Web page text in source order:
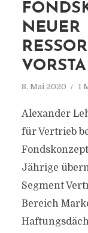
NEUER
8. Mai 2020 1
Alexander
für Vertrieb
Jährige
Segment
Bereich